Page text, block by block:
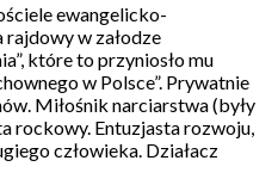
ewangelicko-
w załodze
które to przyniosło mu
w Polsce”. Prywatnie
Miłośnik narciarstwa (były
rockowy. Entuzjasta rozwoju,
człowieka. Działacz